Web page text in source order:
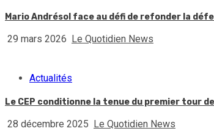
Mario Andrésol face au défi de refonder la
29 mars 2026 Le Quotidien News
Actualités
Le CEP conditionne la tenue du premier tour
28 décembre 2025 Le Quotidien News